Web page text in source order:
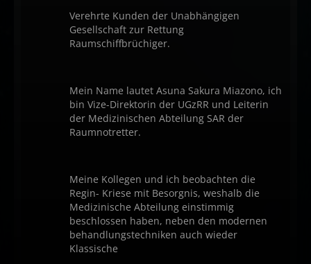
Verehrte Kunden der Unabhängigen
Gesellschaft zur Rettung
Raumschiffbrüchiger.
Mein Name lautet Asuna Sakura Miazono, ich
bin Vize-Direktorin der UGzRR und Leiterin
der Medizinischen Abteilung SAR der
Raumnotretter.
Meine Kollegen und ich beobachten die
Regin- Kriese mit Besorgnis, weshalb die
Medizinische Abteilung einstimmig
beschlossen haben, neben den modernen
behandlungstechniken auch wieder
Klassische